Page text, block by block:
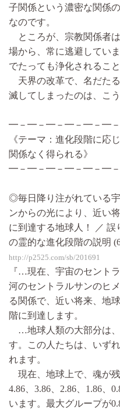
子関係という濃密な関係
なのです。
ところが、宗教関係者
場から、常に逃避してい
でたっても浄化されるこ
天界の改革で、名だた
滅してしまったのは、こ
━－━－━－━－━－━
《テーマ：進化段階に応
関係なく得られる》
━－━－━－━－━－━
◎毎日降り注がれている
ンからの光により、近い
に到達する地球人！ ／
の霊的な進化段階の説明
http://p2525.com/sb/201691
『…現在、宇宙のセント
河のセントラルサンのヒ
る関係で、近い将来、地
階に到達します。
…地球人類の大部分は、
す。この人たちは、いず
れます。
現在、地球上で、魂が残
4.86、3.86、2.86、1.86、
います。最大グループが